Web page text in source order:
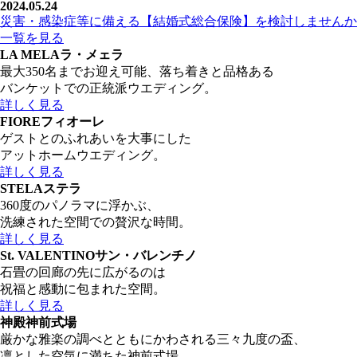
2024.05.24
災害・感染症等に備える【結婚式総合保険】を検討しません
一覧を見る
LA MELAラ・メェラ
最大350名までお迎え可能、落ち着きと品格ある
バンケットでの正統派ウエディング。
詳しく見る
FIOREフィオーレ
ゲストとのふれあいを大事にした
アットホームウエディング。
詳しく見る
STELAステラ
360度のパノラマに浮かぶ、
洗練された空間での贅沢な時間。
詳しく見る
St. VALENTINOサン・バレンチノ
石畳の回廊の先に広がるのは
祝福と感動に包まれた空間。
詳しく見る
神殿神前式場
厳かな雅楽の調べとともにかわされる三々九度の盃、